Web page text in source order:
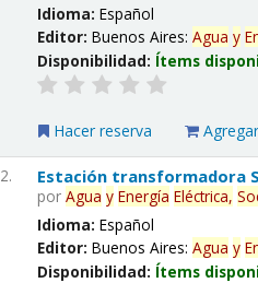
Idioma:Español
Editor:Buenos Aires:Agua y
Disponibilidad: Ítems
Hacer reserva
2. Estación transformadora
porAgua y Energía Eléctrica,
Idioma:Español
Editor:Buenos Aires:Agua y
Disponibilidad: Ítems